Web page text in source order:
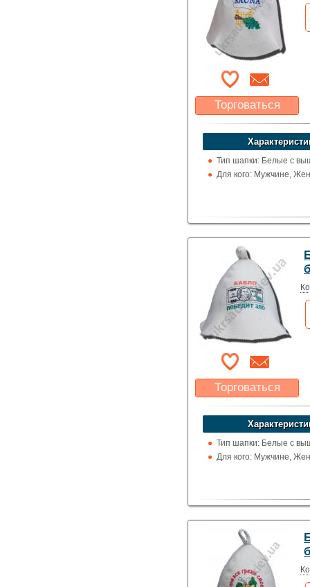
Торговаться
Какая цена Вас
устроит?
Указать цену
Тип шапки: Белые с
Для кого: Мужчине,
Торговаться
Какая цена Вас
устроит?
Указать цену
Тип шапки: Белые с
Для кого: Мужчине,